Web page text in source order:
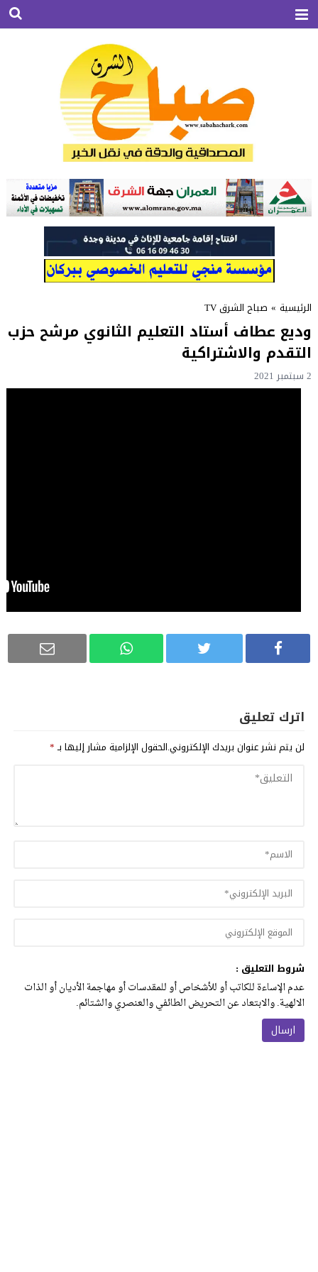
الرئيسية » صباح الشرق TV
وديع عطاف أستاد التعليم الثانوي مرشح حزب
التقدم والاشتراكية
2 سبتمبر 2021
اترك تعليق
لن يتم نشر عنوان بريدك الإلكتروني.الحقول الإلزامية مشار إليها بـ*
شروط التعليق :
عدم الإساءة للكاتب أو للأشخاص أو للمقدسات أو مهاجمة الأديان أو الذات
الالهية. والابتعاد عن التحريض الطائفي والعنصري والشتائم.